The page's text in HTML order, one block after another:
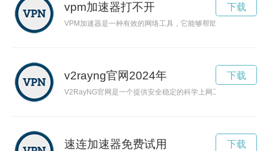
vpm加速器打不开
VPM加速器是一种有效的网络工具，它能够帮助用户提升网络
下载
v2rayng官网2024年
V2RayNG官网是一个提供安全稳定的科学上网工具的官方网站
下载
速连加速器免费试用 下载